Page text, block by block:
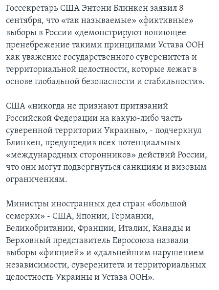
Госсекретарь США Энтони Блинкен заявил 8
сентября, что «так называемые» «фиктивные»
выборы в России «демонстрируют вопиющее
пренебрежение такими принципами Устава ООН
как уважение государственного суверенитета и
территориальной целостности, которые лежат в
основе глобальной безопасности и стабильности».
США «никогда не признают притязаний
Российской Федерации на какую-либо часть
суверенной территории Украины», - подчеркнул
Блинкен, предупредив всех потенциальных
«международных сторонников» действий России,
что они могут подвергнуться санкциям и визовым
ограничениям.
Министры иностранных дел стран «большой
семерки» - США, Японии, Германии,
Великобритании, Франции, Италии, Канады и
Верховный представитель Евросоюза назвали
выборы «фикцией» и «дальнейшим нарушением
независимости, суверенитета и территориальных
целостность Украины и Устава ООН».